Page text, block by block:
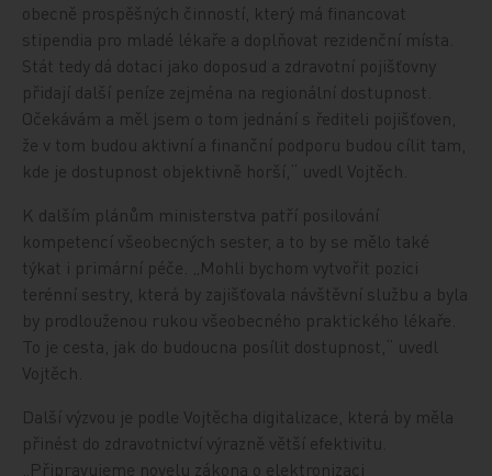
obecně prospěšných činností, který má financovat
stipendia pro mladé lékaře a doplňovat rezidenční místa.
Stát tedy dá dotaci jako doposud a zdravotní pojišťovny
přidají další peníze zejména na regionální dostupnost.
Očekávám a měl jsem o tom jednání s řediteli pojišťoven,
že v tom budou aktivní a finanční podporu budou cílit tam,
kde je dostupnost objektivně horší,“ uvedl Vojtěch.
K dalším plánům ministerstva patří posilování
kompetencí všeobecných sester, a to by se mělo také
týkat i primární péče. „Mohli bychom vytvořit pozici
terénní sestry, která by zajišťovala návštěvní službu a byla
by prodlouženou rukou všeobecného praktického lékaře.
To je cesta, jak do budoucna posílit dostupnost,“ uvedl
Vojtěch.
Další výzvou je podle Vojtěcha digitalizace, která by měla
přinést do zdravotnictví výrazně větší efektivitu.
„Připravujeme novelu zákona o elektronizaci